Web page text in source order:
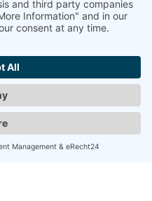
Angebotsanfrage
Historie
Katalogbestellung
Kontakt